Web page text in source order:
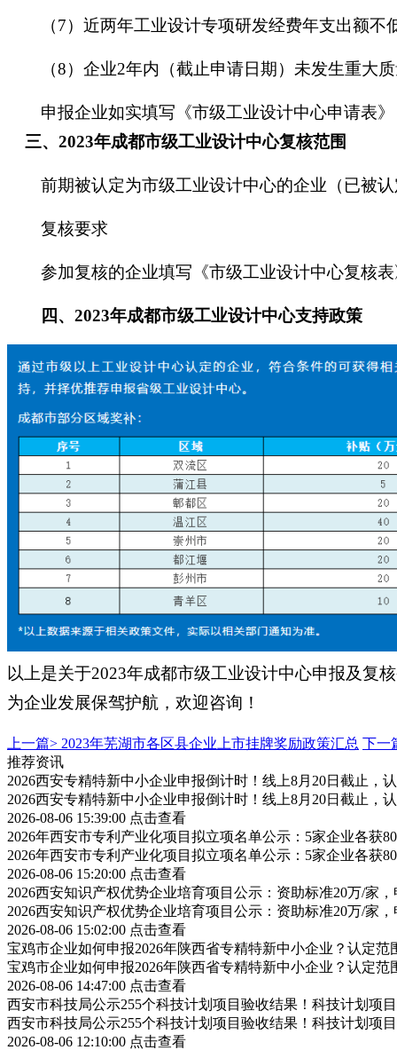
（7）近两年工业设计专项研发经费年支出额不
（8）企业2年内（截止申请日期）未发生重大
申报企业如实填写《市级工业设计中心申请表》
三、 2023年成都市级工业设计中心复核范围
前期被认定为市级工业设计中心的企业（已被认
复核要求
参加复核的企业填写《市级工业设计中心复核表
四 、 2023年成都市级工业设计中心支持政策
以上是关于2023年成都市级工业设计中心申报及复核
为企业发展保驾护航，欢迎咨询 ！
上一篇> 2023年芜湖市各区县企业上市挂牌奖励政策汇总 下一
推荐资讯
2026西安专精特新中小企业申报倒计时！线上8月20日截止，
2026西安专精特新中小企业申报倒计时！线上8月20日截止，
2026-08-06 15:39:00 点击查看
2026年西安市专利产业化项目拟立项名单公示：5家企业各获
2026年西安市专利产业化项目拟立项名单公示：5家企业各获
2026-08-06 15:20:00 点击查看
2026西安知识产权优势企业培育项目公示：资助标准20万/家
2026西安知识产权优势企业培育项目公示：资助标准20万/家
2026-08-06 15:02:00 点击查看
宝鸡市企业如何申报2026年陕西省专精特新中小企业？认定
宝鸡市企业如何申报2026年陕西省专精特新中小企业？认定
2026-08-06 14:47:00 点击查看
西安市科技局公示255个科技计划项目验收结果！科技计划项
西安市科技局公示255个科技计划项目验收结果！科技计划项
2026-08-06 12:10:00 点击查看